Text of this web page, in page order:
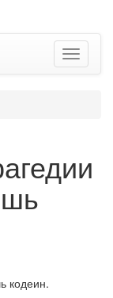
Toggle
кодеин.